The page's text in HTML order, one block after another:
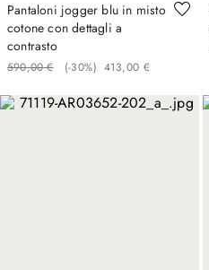
Pantaloni jogger blu in misto
cotone con dettagli a
contrasto
590,00 € (-30%) 413,00 €